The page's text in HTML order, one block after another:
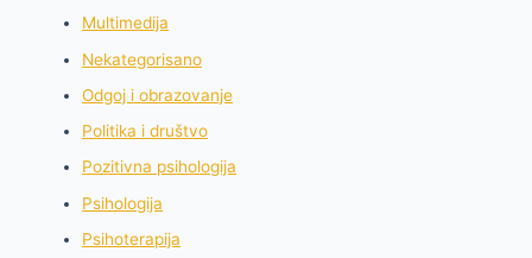
Multimedija
Nekategorisano
Odgoj i obrazovanje
Politika i društvo
Pozitivna psihologija
Psihologija
Psihoterapija